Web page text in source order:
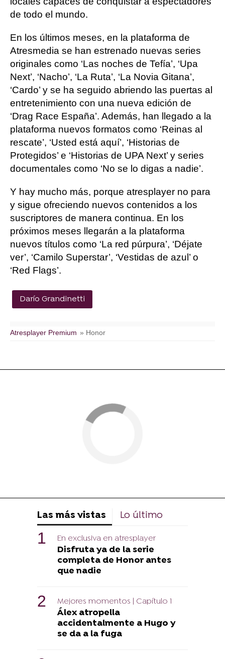
de todo el mundo.
En los últimos meses, en la plataforma de
Atresmedia se han estrenado nuevas series
originales como ‘Las noches de Tefía’, ‘Upa
Next’, ‘Nacho’, ‘La Ruta’, ‘La Novia Gitana’,
‘Cardo’ y se ha seguido abriendo las puertas al
entretenimiento con una nueva edición de
‘Drag Race España’. Además, han llegado a la
plataforma nuevos formatos como ‘Reinas al
rescate’, ‘Usted está aquí’, ‘Historias de
Protegidos’ e ‘Historias de UPA Next’ y series
documentales como ‘No se lo digas a nadie’.
Y hay mucho más, porque atresplayer no para
y sigue ofreciendo nuevos contenidos a los
suscriptores de manera continua. En los
próximos meses llegarán a la plataforma
nuevos títulos como ‘La red púrpura’, ‘Déjate
ver’, ‘Camilo Superstar’, ‘Vestidas de azul’ o
‘Red Flags’.
Darío Grandinetti
Atresplayer Premium » Honor
Las más vistas Lo último
En exclusiva en atresplayer
Disfruta ya de la serie
completa de Honor antes
que nadie
Mejores momentos | Capítulo 1
Álex atropella
accidentalmente a Hugo y
se da a la fuga